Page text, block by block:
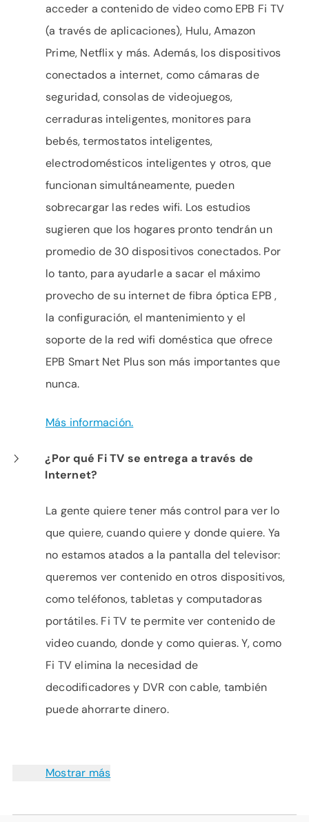
acceder a contenido de video como EPB Fi TV
(a través de aplicaciones), Hulu, Amazon
Prime, Netflix y más. Además, los dispositivos
conectados a internet, como cámaras de
seguridad, consolas de videojuegos,
cerraduras inteligentes, monitores para
bebés, termostatos inteligentes,
electrodomésticos inteligentes y otros, que
funcionan simultáneamente, pueden
sobrecargar las redes wifi. Los estudios
sugieren que los hogares pronto tendrán un
promedio de 30 dispositivos conectados. Por
lo tanto, para ayudarle a sacar el máximo
provecho de su internet de fibra óptica EPB ,
la configuración, el mantenimiento y el
soporte de la red wifi doméstica que ofrece
EPB Smart Net Plus son más importantes que
nunca.
Más información.
¿Por qué Fi TV se entrega a través de
Internet?
La gente quiere tener más control para ver lo
que quiere, cuando quiere y donde quiere. Ya
no estamos atados a la pantalla del televisor:
queremos ver contenido en otros dispositivos,
como teléfonos, tabletas y computadoras
portátiles. Fi TV te permite ver contenido de
video cuando, donde y como quieras. Y, como
Fi TV elimina la necesidad de
decodificadores y DVR con cable, también
puede ahorrarte dinero.
Mostrar más